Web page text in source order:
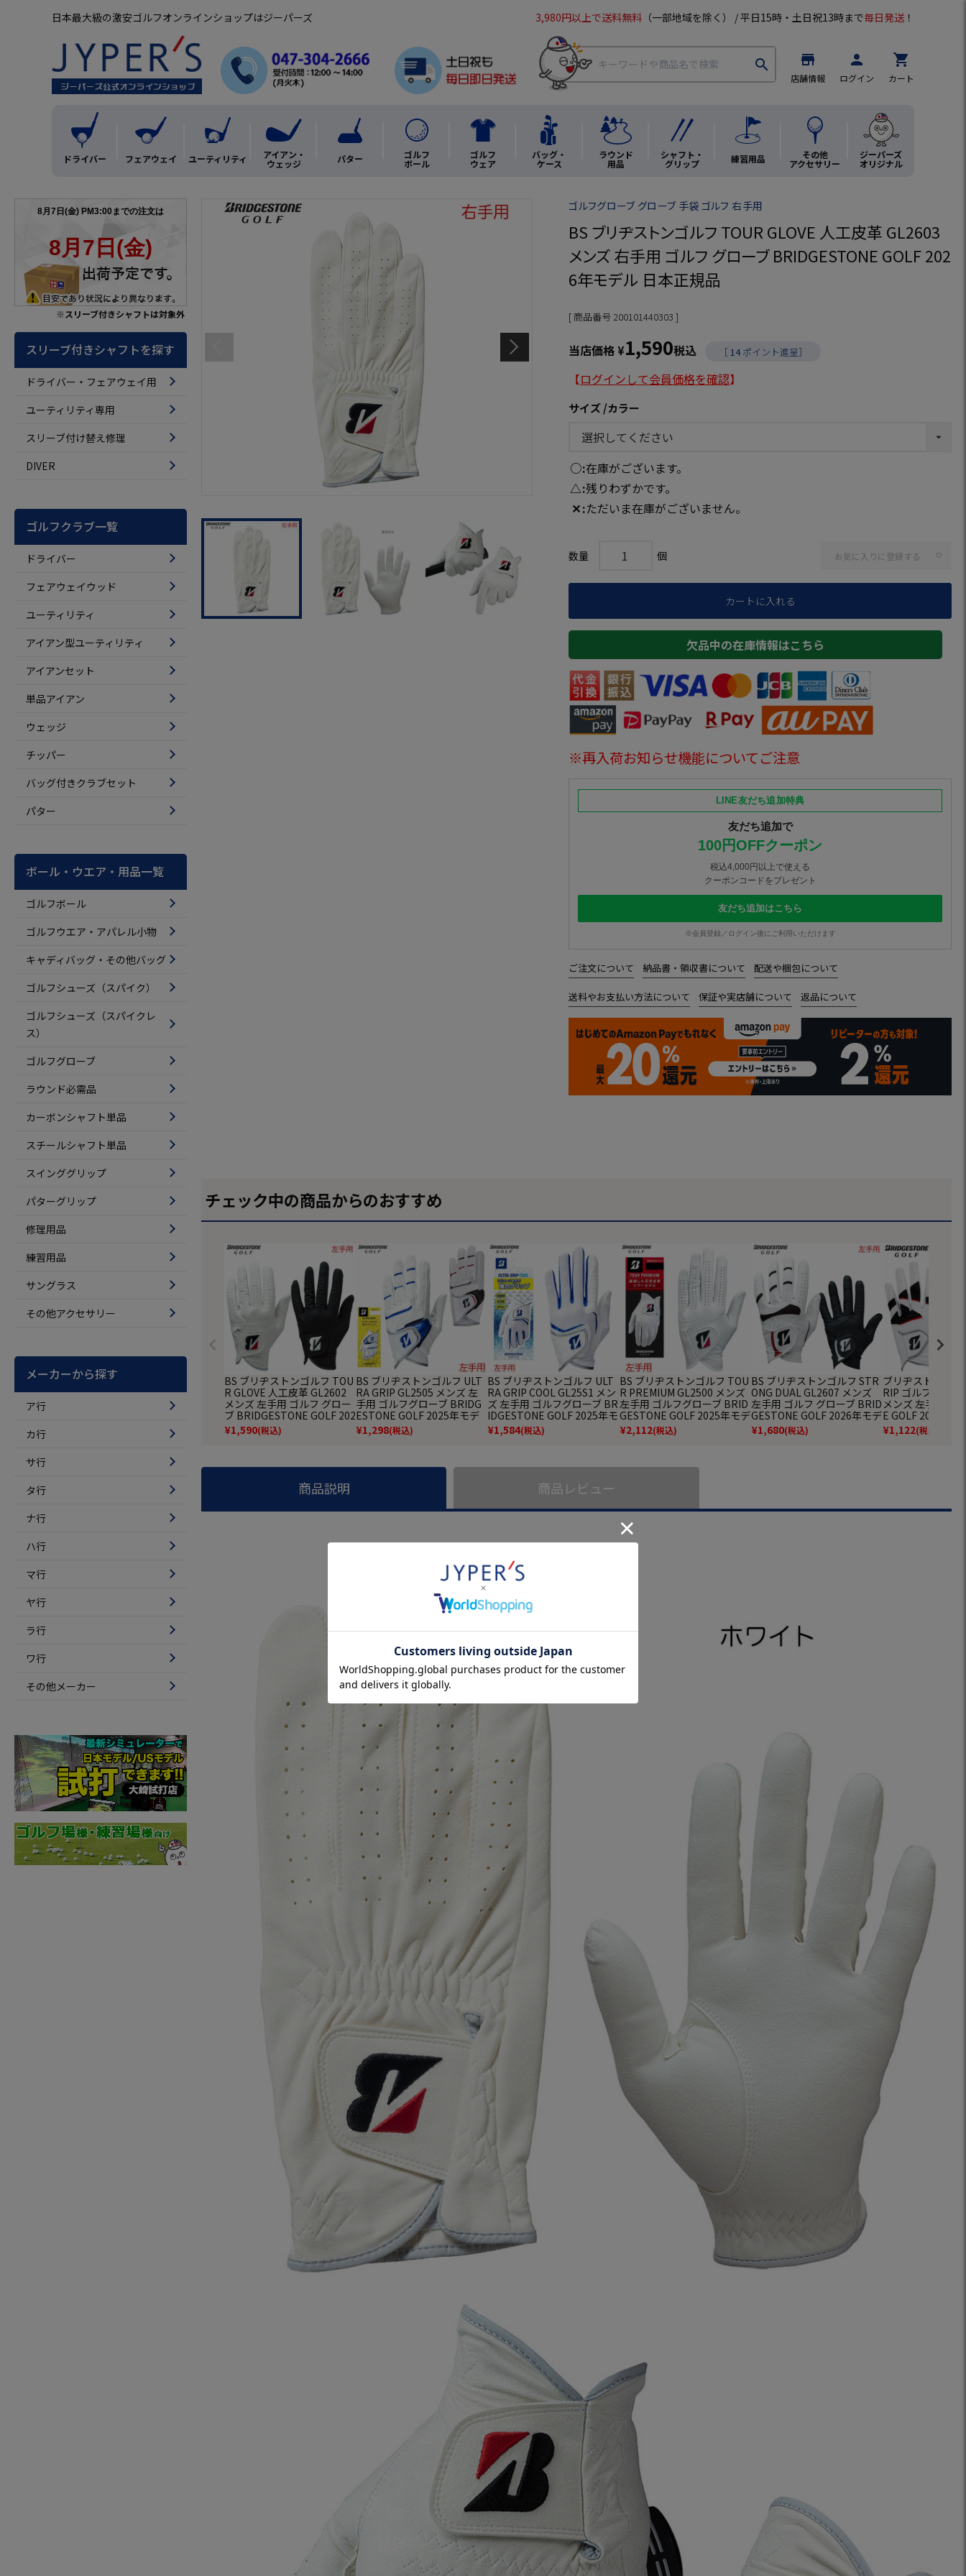
日本最大級の激安ゴルフオンラインショップはジーパーズ 3,980円以上で送料無料 （一部地域を除く） / 平日15時・土日祝13時まで毎日発送 ！
search store
店舗情報
person
ログイン
shopping_cart
カート
ドライバー フェアウェイ ユーティリティ アイアン・
ウェッジ パター ゴルフ
ボール
ゴルフ
ウェア
バッグ・
ケース
ラウンド
用品
シャフト・
グリップ 練習用品 その他
アクセサリー
ジーパーズ
オリジナル
※スリーブ付きシャフトは対象外
スリーブ付きシャフトを探す
ドライバー・フェアウェイ用
ユーティリティ専用
スリーブ付け替え修理
DIVER
ゴルフクラブ一覧
ドライバー
フェアウェイウッド
ユーティリティ
アイアン型ユーティリティ
アイアンセット
単品アイアン
ウェッジ
チッパー
バッグ付きクラブセット
パター
ボール・ウエア・用品一覧
ゴルフボール
ゴルフウエア・アパレル小物
キャディバッグ・その他バッグ
ゴルフシューズ（スパイク）
ゴルフシューズ（スパイクレ
ス）
ゴルフグローブ
ラウンド必需品
カーボンシャフト単品
スチールシャフト単品
スインググリップ
パターグリップ
修理用品
練習用品
サングラス
その他アクセサリー
メーカーから探す
ア行
カ行
サ行
タ行
ナ行
ハ行
マ行
ヤ行
ラ行
ワ行
その他メーカー
ゴルフグローブ グローブ 手袋 ゴルフ 右手用
BS ブリヂストンゴルフ TOUR GLOVE 人工皮革 GL2603
メンズ 右手用 ゴルフ グローブ BRIDGESTONE GOLF 202
6年モデル 日本正規品
商品番号200101440303
当店価格¥1,590税込 ［ 14 ポイント進呈］
【ログインして会員価格を確認】
サイズ カラー
○ 在庫がございます。
△ 残りわずかです。
✕ ただいま在庫がございません。
お気に入りに登録する
カートに入れる
欠品中の在庫情報はこちら
※再入荷お知らせ機能についてご注意
LINE友だち追加特典
友だち追加で
100円OFFクーポン
税込4,000円以上で使える
クーポンコードをプレゼント
友だち追加はこちら
※会員登録／ログイン後にご利用いただけます
ご注文について 納品書・領収書について 配送や梱包について
送料やお支払い方法について 保証や実店舗について 返品について
チェック中の商品からのおすすめ
BS ブリヂストンゴルフ TOU
R GLOVE 人工皮革 GL2602
メンズ 左手用 ゴルフ グロー
ブ BRIDGESTONE GOLF 202
6年モデル 日本正規品
¥1,590(税込)
BS ブリヂストンゴルフ ULT
RA GRIP GL2505 メンズ 左
手用 ゴルフグローブ BRIDG
ESTONE GOLF 2025年モデ
ル 日本正規品
¥1,298(税込)
BS ブリヂストンゴルフ ULT
RA GRIP COOL GL25S1 メン
ズ 左手用 ゴルフグローブ BR
IDGESTONE GOLF 2025年モ
デル 日本正規品
¥1,584(税込)
BS ブリヂストンゴルフ TOU
R PREMIUM GL2500 メンズ
左手用 ゴルフグローブ BRID
GESTONE GOLF 2025年モデ
ル 日本正規品
¥2,112(税込)
BS ブリヂストンゴルフ STR
ONG DUAL GL2607 メンズ
左手用 ゴルフ グローブ BRID
GESTONE GOLF 2026年モデ
ル 日本正規品
¥1,680(税込)
ブリヂストンゴル
RIP ゴルフグロー
メンズ 左手用
E GOLF 2024年
正規品
¥1,122(税込)
商品説明 商品レビュー